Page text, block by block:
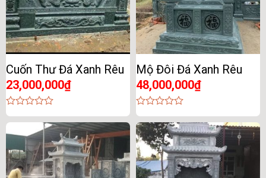
Cuốn Thư Đá Xanh Rêu
23,000,000₫
0
out
of
Mộ Đôi Đá Xanh Rêu
48,000,000₫
0
out
of
5